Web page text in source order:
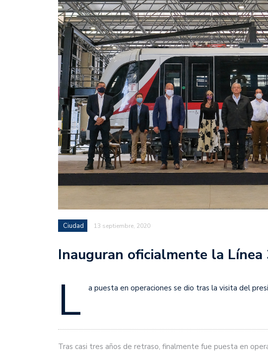
Ciudad 13 septiembre, 2020
Inauguran oficialmente la
L a puesta en operaciones se dio tras la visita del
Tras casi tres años de retraso, finalmente fue puesta en